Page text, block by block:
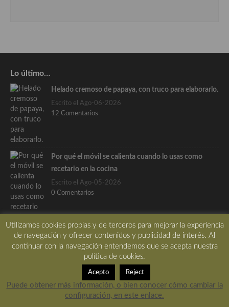
Lo último…
Helado cremoso de papaya, con truco para elaborarlo.
Escrito el Ago-06-2026
12 Comentarios
Por qué el móvil se calienta cuando lo usas como
recetario en la cocina
Escrito el Ago-05-2026
0 Comentarios
Tzatziki o crema fría de yogur y pepino, receta griega
Escrito el Ago-03-2026
5 Comentarios
Utilizamos cookies propias y de terceros para mejorar la experiencia
de navegación y ofrecer contenidos y publicidad de interés. Al
continuar con la navegación entendemos que se acepta nuestra
política de cookies.
Acepto Reject
Puede obtener más información, o bien conocer cómo cambiar la
configuración, en este enlace.